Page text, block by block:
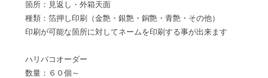
箇所：見返し・外箱天面
種類：箔押し印刷（金艶・銀艶・銅艶・青艶・その他）
印刷が可能な箇所に対してネームを印刷する事が出来ます
ハリバコオーダー
数量：６０個～